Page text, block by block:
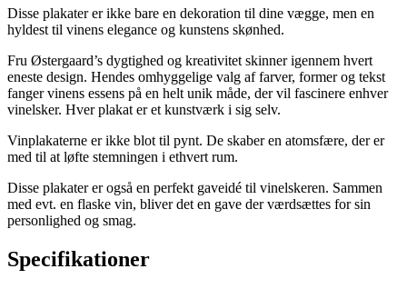
Disse plakater er ikke bare en dekoration til dine vægge, men en
hyldest til vinens elegance og kunstens skønhed.
Fru Østergaard’s dygtighed og kreativitet skinner igennem hvert
eneste design. Hendes omhyggelige valg af farver, former og tekst
fanger vinens essens på en helt unik måde, der vil fascinere enhver
vinelsker. Hver plakat er et kunstværk i sig selv.
Vinplakaterne er ikke blot til pynt. De skaber en atomsfære, der er
med til at løfte stemningen i ethvert rum.
Disse plakater er også en perfekt gaveidé til vinelskeren. Sammen
med evt. en flaske vin, bliver det en gave der værdsættes for sin
personlighed og smag.
Specifikationer